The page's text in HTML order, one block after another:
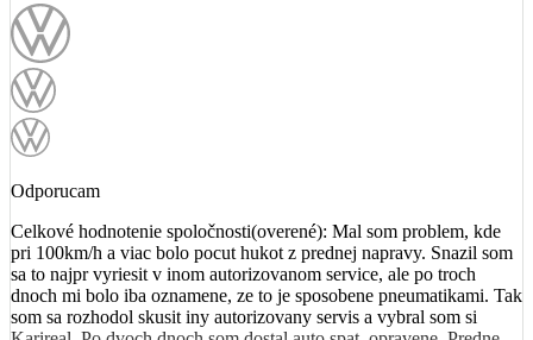
Odporucam
Celkové hodnotenie spoločnosti(overené): Mal som problem, kde
pri 100km/h a viac bolo pocut hukot z prednej napravy. Snazil som
sa to najpr vyriesit v inom autorizovanom service, ale po troch
dnoch mi bolo iba oznamene, ze to je sposobene pneumatikami. Tak
som sa rozhodol skusit iny autorizovany servis a vybral som si